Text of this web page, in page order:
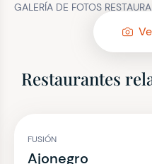
GALERÍA DE FOTOS
Restaurantes
FUSIÓN
Ajonegro